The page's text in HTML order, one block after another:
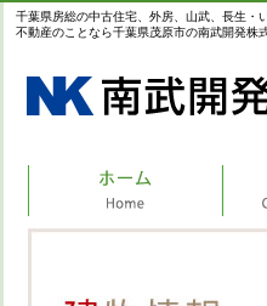
千葉県房総の中古住宅、外房、山武、長生・
不動産のことなら千葉県茂原市の南武開発株